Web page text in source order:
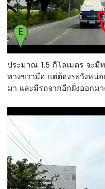
ประมาณ 1.5 กิโลเมตร จะ
ทางขวามือ แต่ต้องระวังหน่
มา และมีรถจากอีกฝั่งออกมา